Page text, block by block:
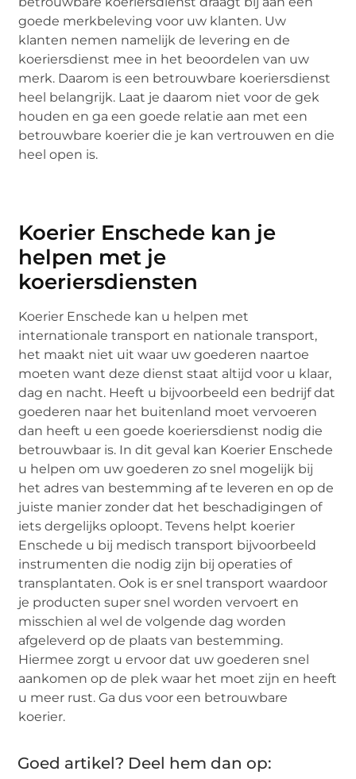
goede merkbeleving voor uw klanten. Uw
klanten nemen namelijk de levering en de
koeriersdienst mee in het beoordelen van uw
merk. Daarom is een betrouwbare koeriersdienst
heel belangrijk. Laat je daarom niet voor de gek
houden en ga een goede relatie aan met een
betrouwbare koerier die je kan vertrouwen en die
heel open is.
Koerier Enschede kan je
helpen met je
koeriersdiensten
Koerier Enschede kan u helpen met
internationale transport en nationale transport,
het maakt niet uit waar uw goederen naartoe
moeten want deze dienst staat altijd voor u klaar,
dag en nacht. Heeft u bijvoorbeeld een bedrijf dat
goederen naar het buitenland moet vervoeren
dan heeft u een goede koeriersdienst nodig die
betrouwbaar is. In dit geval kan Koerier Enschede
u helpen om uw goederen zo snel mogelijk bij
het adres van bestemming af te leveren en op de
juiste manier zonder dat het beschadigingen of
iets dergelijks oploopt. Tevens helpt koerier
Enschede u bij medisch transport bijvoorbeeld
instrumenten die nodig zijn bij operaties of
transplantaten. Ook is er snel transport waardoor
je producten super snel worden vervoert en
misschien al wel de volgende dag worden
afgeleverd op de plaats van bestemming.
Hiermee zorgt u ervoor dat uw goederen snel
aankomen op de plek waar het moet zijn en heeft
u meer rust. Ga dus voor een betrouwbare
koerier.
Goed artikel? Deel hem dan op: